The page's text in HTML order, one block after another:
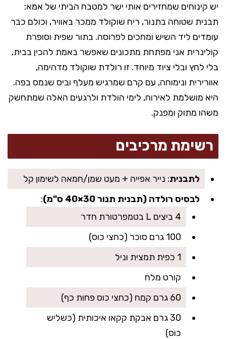
יש קינוחים שמחזירים אותי ישר למטבח הביתי של אמא:
תבנית שטוחה בתנור, ריח שוקולד ממכר באוויר, וכולם כבר
עומדים ליד השיש ומחכים לפרוסה. בתור שפית וסופרת
קולינרית אני מפתחת מתכונים שאפשר באמת להכין בבית,
בלי לחץ ובלי ציוד מיוחד. זו רולדת שוקולד מדהימה,
אוורירית ונימוחה, עם קרם שמרגיש מעלף וביס שנמס בפה.
היא מושלמת לאירוח, לימי הולדת ולרגעים האלה שמתחשק
משהו מתוק ומפנק.
רשימת מרכיבים
לתבנית: נייר אפייה + מעט שמן/חמאה לשימון קל
לבסיס רולדה (תבנית תנור 30×40 ס"מ)
:
4 ביצים L בטמפרטורת חדר
100 גרם סוכר (כחצי כוס)
1 כפית תמצית וניל
קורט מלח
60 גרם קמח (כחצי כוס פחות כף)
30 גרם אבקת קקאו איכותית (כשליש
כוס)